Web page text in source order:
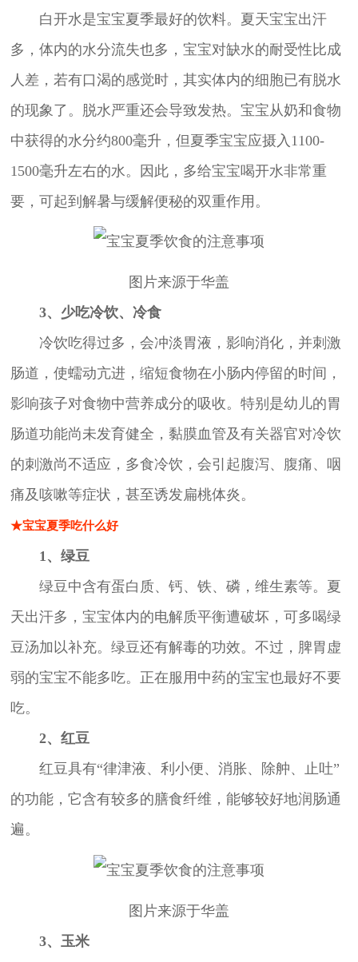
白开水是宝宝夏季最好的饮料。夏天宝宝出汗
多，体内的水分流失也多，宝宝对缺水的耐受性比成
人差，若有口渴的感觉时，其实体内的细胞已有脱水
的现象了。脱水严重还会导致发热。宝宝从奶和食物
中获得的水分约800毫升，但夏季宝宝应摄入1100-
1500毫升左右的水。因此，多给宝宝喝开水非常重
要，可起到解暑与缓解便秘的双重作用。
图片来源于华盖
3、少吃冷饮、冷食
冷饮吃得过多，会冲淡胃液，影响消化，并刺激
肠道，使蠕动亢进，缩短食物在小肠内停留的时间，
影响孩子对食物中营养成分的吸收。特别是幼儿的胃
肠道功能尚未发育健全，黏膜血管及有关器官对冷饮
的刺激尚不适应，多食冷饮，会引起腹泻、腹痛、咽
痛及咳嗽等症状，甚至诱发扁桃体炎。
★宝宝夏季吃什么好
1、绿豆
绿豆中含有蛋白质、钙、铁、磷，维生素等。夏
天出汗多，宝宝体内的电解质平衡遭破坏，可多喝绿
豆汤加以补充。绿豆还有解毒的功效。不过，脾胃虚
弱的宝宝不能多吃。正在服用中药的宝宝也最好不要
吃。
2、红豆
红豆具有“律津液、利小便、消胀、除舯、止吐”
的功能，它含有较多的膳食纤维，能够较好地润肠通
遍。
图片来源于华盖
3、玉米